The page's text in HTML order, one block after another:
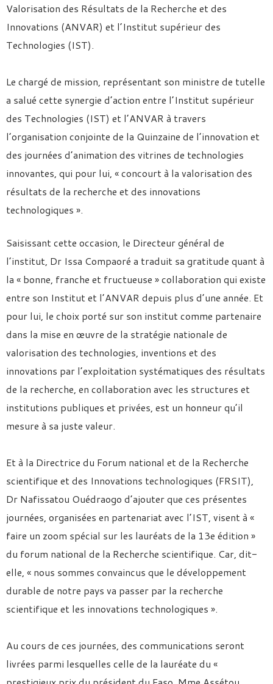
Valorisation des Résultats de la Recherche et des
Innovations (ANVAR) et l’Institut supérieur des
Technologies (IST).
Le chargé de mission, représentant son ministre de tutelle
a salué cette synergie d’action entre l’Institut supérieur
des Technologies (IST) et l’ANVAR à travers
l’organisation conjointe de la Quinzaine de l’innovation et
des journées d’animation des vitrines de technologies
innovantes, qui pour lui, « concourt à la valorisation des
résultats de la recherche et des innovations
technologiques ».
Saisissant cette occasion, le Directeur général de
l’institut, Dr Issa Compaoré a traduit sa gratitude quant à
la « bonne, franche et fructueuse » collaboration qui existe
entre son Institut et l’ANVAR depuis plus d’une année. Et
pour lui, le choix porté sur son institut comme partenaire
dans la mise en œuvre de la stratégie nationale de
valorisation des technologies, inventions et des
innovations par l’exploitation systématiques des résultats
de la recherche, en collaboration avec les structures et
institutions publiques et privées, est un honneur qu’il
mesure à sa juste valeur.
Et à la Directrice du Forum national et de la Recherche
scientifique et des Innovations technologiques (FRSIT),
Dr Nafissatou Ouédraogo d’ajouter que ces présentes
journées, organisées en partenariat avec l’IST, visent à «
faire un zoom spécial sur les lauréats de la 13e édition »
du forum national de la Recherche scientifique. Car, dit-
elle, « nous sommes convaincus que le développement
durable de notre pays va passer par la recherche
scientifique et les innovations technologiques ».
Au cours de ces journées, des communications seront
livrées parmi lesquelles celle de la lauréate du «